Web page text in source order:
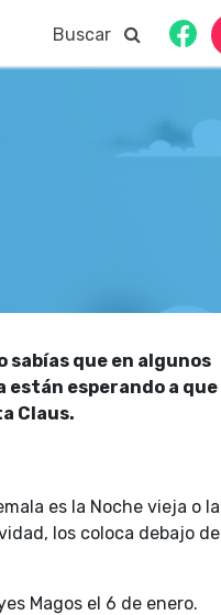
Buscar
que en algunos
están esperando a que
Claus.
es la Noche vieja o la
los coloca debajo de
Magos el 6 de enero.